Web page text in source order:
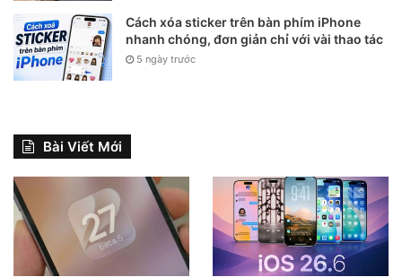
Cách xóa sticker trên bàn phím iPhone
nhanh chóng, đơn giản chỉ với vài thao tác
5 ngày trước
Bài Viết Mới